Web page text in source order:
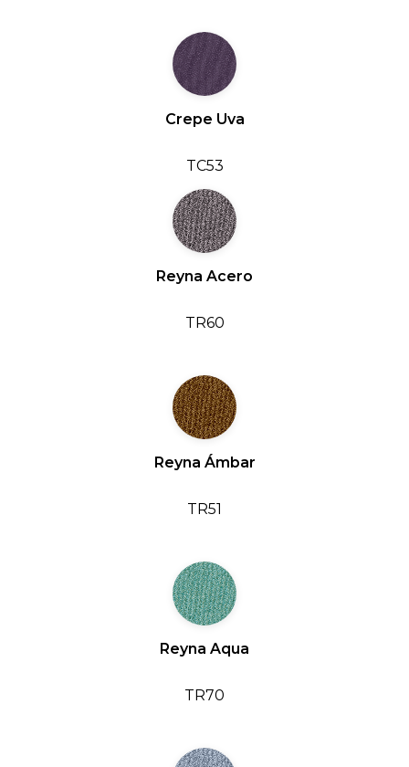
Crepe Uva
TC53
Reyna Acero
TR60
Reyna Ámbar
TR51
Reyna Aqua
TR70